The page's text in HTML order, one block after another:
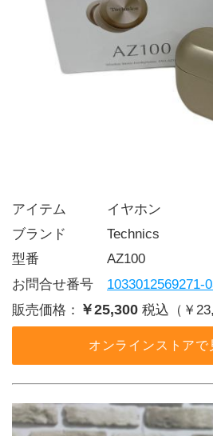
アイテム   イヤホン
ブランド   Technics
型番     AZ100
お問合せ番号 1033012569271-
販売価格： ￥25,300 税込（￥
オンラインストアで